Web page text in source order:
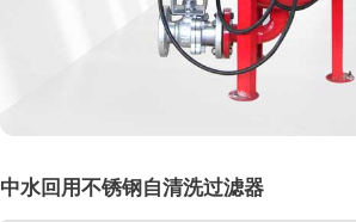
中水回用不锈钢自清洗过滤器